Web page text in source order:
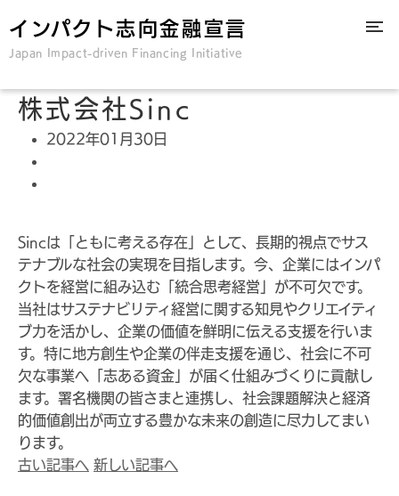
インパクト志向金融宣言
Japan Impact-driven Financing Initiative
株式会社Sinc
2022年01月30日
Sincは「ともに考える存在」として、長期的視点でサス
テナブルな社会の実現を目指します。今、企業にはインパ
クトを経営に組み込む「統合思考経営」が不可欠です。
当社はサステナビリティ経営に関する知見やクリエイティ
ブ力を活かし、企業の価値を鮮明に伝える支援を行いま
す。特に地方創生や企業の伴走支援を通じ、社会に不可
欠な事業へ「志ある資金」が届く仕組みづくりに貢献し
ます。署名機関の皆さまと連携し、社会課題解決と経済
的価値創出が両立する豊かな未来の創造に尽力してまい
ります。
古い記事へ 新しい記事へ